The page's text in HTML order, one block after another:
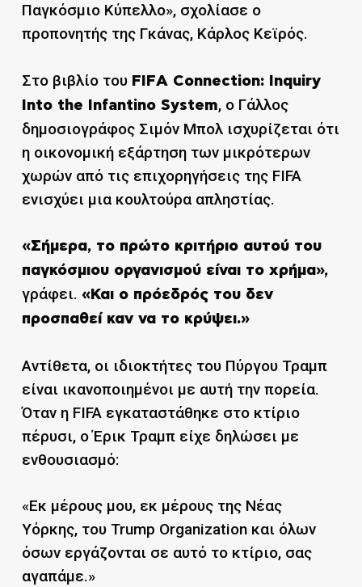
Παγκόσμιο Κύπελλο», σχολίασε ο
προπονητής της Γκάνας, Κάρλος Κεϊρός.
Στο βιβλίο του FIFA Connection: Inquiry
Into the Infantino System, ο Γάλλος
δημοσιογράφος Σιμόν Μπολ ισχυρίζεται ότι
η οικονομική εξάρτηση των μικρότερων
χωρών από τις επιχορηγήσεις της FIFA
ενισχύει μια κουλτούρα απληστίας.
«Σήμερα, το πρώτο κριτήριο αυτού του
παγκόσμιου οργανισμού είναι το χρήμα»,
γράφει. «Και ο πρόεδρός του δεν
προσπαθεί καν να το κρύψει.»
Αντίθετα, οι ιδιοκτήτες του Πύργου Τραμπ
είναι ικανοποιημένοι με αυτή την πορεία.
Όταν η FIFA εγκαταστάθηκε στο κτίριο
πέρυσι, ο Έρικ Τραμπ είχε δηλώσει με
ενθουσιασμό:
«Εκ μέρους μου, εκ μέρους της Νέας
Υόρκης, του Trump Organization και όλων
όσων εργάζονται σε αυτό το κτίριο, σας
αγαπάμε.»